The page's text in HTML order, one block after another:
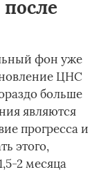
фон уже
ЦНС
больше
являются
прогресса и
этого,
2 месяца